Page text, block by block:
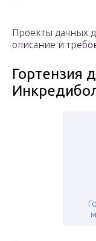
Проекты дачных
описание и
Гортензия